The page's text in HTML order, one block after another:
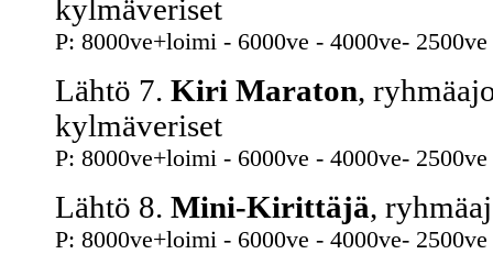
kylmäveriset
P: 8000ve+loimi - 6000ve - 4000ve-
Lähtö 7. Kiri Maraton,
kylmäveriset
P: 8000ve+loimi - 6000ve - 4000ve-
Lähtö 8. Mini-Kirittäjä,
P: 8000ve+loimi - 6000ve - 4000ve-